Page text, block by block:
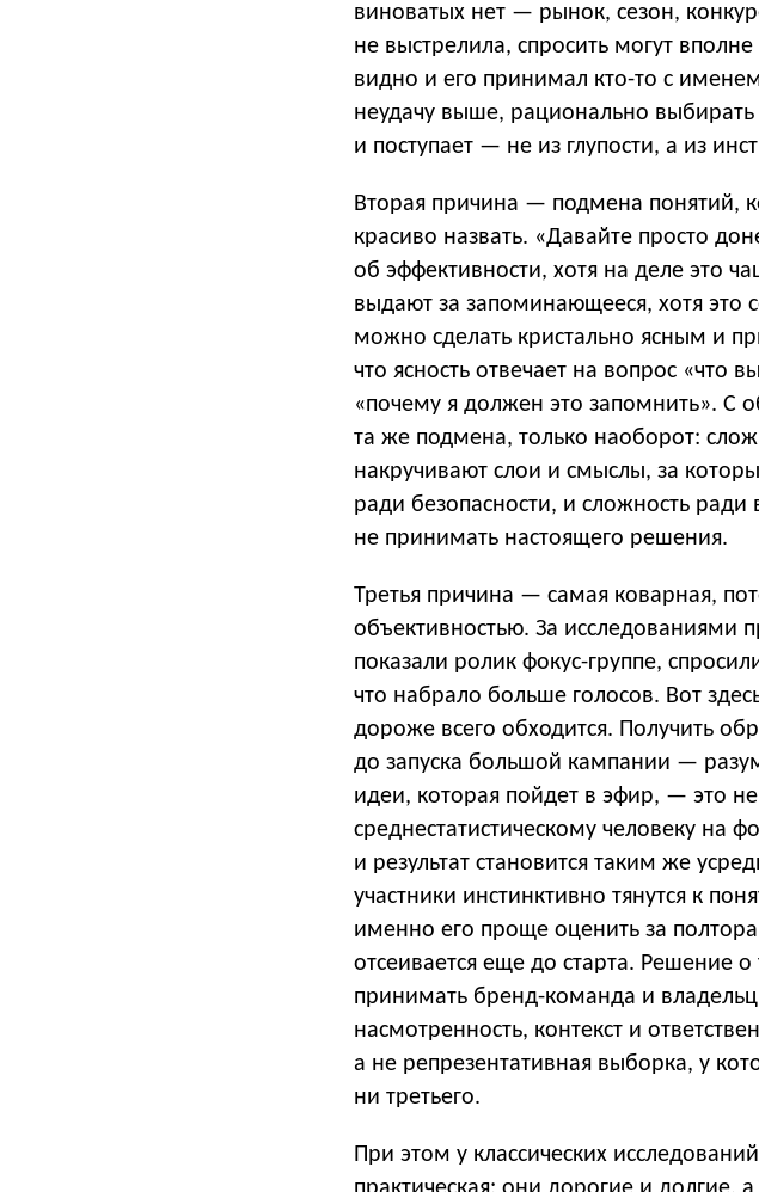
виноватых нет — рынок, сезон,
не выстрелила, спросить могут
видно и его принимал кто-то с
неудачу выше, рационально выбирать
и поступает — не из глупости, а из
Вторая причина — подмена понятий,
красиво назвать. «Давайте просто
об эффективности, хотя на деле это
выдают за запоминающееся, хотя
можно сделать кристально ясным и
что ясность отвечает на вопрос «что
«почему я должен это запомнить». С
та же подмена, только наоборот:
накручивают слои и смыслы, за
ради безопасности, и сложность
не принимать настоящего решения.
Третья причина — самая коварная,
объективностью. За исследованиями
показали ролик фокус-группе,
что набрало больше голосов. Вот
дороже всего обходится. Получить
до запуска большой кампании —
идеи, которая пойдет в эфир, — это
среднестатистическому человеку на
и результат становится таким же
участники инстинктивно тянутся к
именно его проще оценить за
отсеивается еще до старта. Решение
принимать бренд-команда и
насмотренность, контекст и
а не репрезентативная выборка, у
ни третьего.
При этом у классических